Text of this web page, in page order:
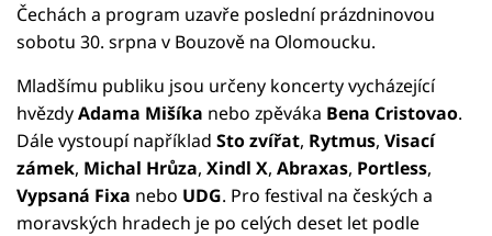
Čechách a program uzavře poslední prázdninovou
sobotu 30. srpna v Bouzově na Olomoucku.
Mladšímu publiku jsou určeny koncerty vycházející
hvězdyAdama Mišíka nebo zpěváka Bena Cristovao.
Dále vystoupí například Sto zvířat, Rytmus, Visací
zámek, Michal Hrůza, Xindl X, Abraxas, Portless,
Vypsaná Fixa nebo UDG. Pro festival na českých a
moravských hradech je po celých deset let podle